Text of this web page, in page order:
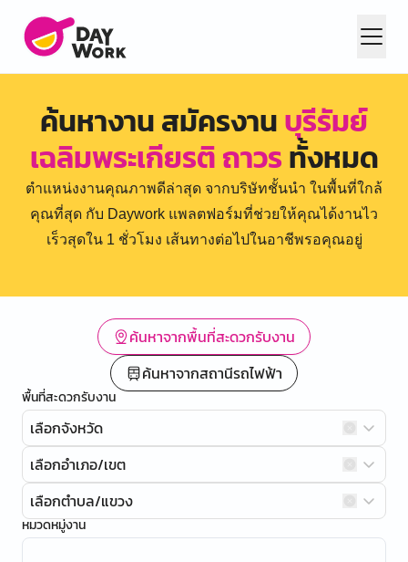
ค้นหางาน สมัครงานบุรีรัมย์
เฉลิมพระเกียรติ ถาวรทั้งหมด
ตำแหน่งงานคุณภาพดีล่าสุด จากบริษัทชั้นนำ ในพื้นที่ใกล้
คุณที่สุด กับ Daywork แพลตฟอร์มที่ช่วยให้คุณได้งานไว
เร็วสุดใน 1 ชั่วโมง เส้นทางต่อไปในอาชีพรอคุณอยู่
ค้นหาจากพื้นที่สะดวกรับงาน
ค้นหาจากสถานีรถไฟฟ้า
พื้นที่สะดวกรับงาน
เลือกจังหวัด
เลือกอำเภอ/เขต
เลือกตำบล/แขวง
หมวดหมู่งาน